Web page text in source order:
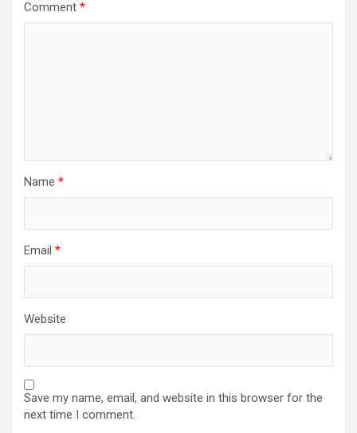
Comment *
Name *
Email *
Website
Save my name, email, and website in this browser for the
next time I comment.